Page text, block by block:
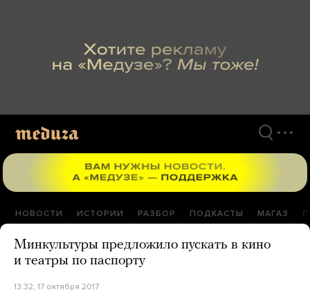
НОВОСТИ ИСТОРИИ РАЗБОР ПОДКАСТЫ МАГАЗ
Минкультуры предложило пускать в кино
и театры по паспорту
13:32, 17 октября 2017